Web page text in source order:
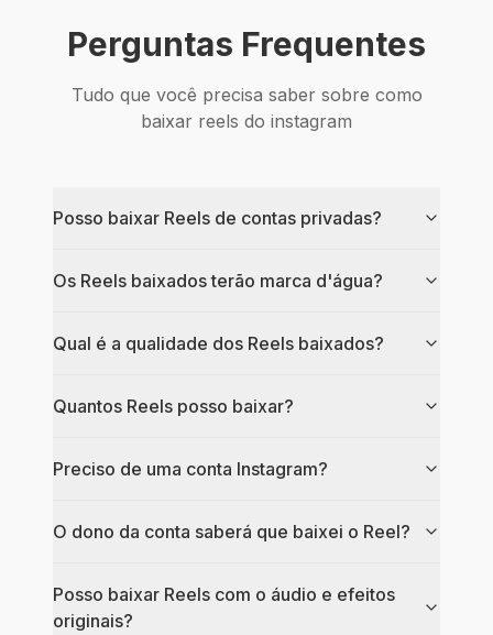
Perguntas Frequentes
Tudo que você precisa saber sobre como
baixar reels do instagram
Posso baixar Reels de contas privadas?
Os Reels baixados terão marca d'água?
Qual é a qualidade dos Reels baixados?
Quantos Reels posso baixar?
Preciso de uma conta Instagram?
O dono da conta saberá que baixei o Reel?
Posso baixar Reels com o áudio e efeitos
originais?